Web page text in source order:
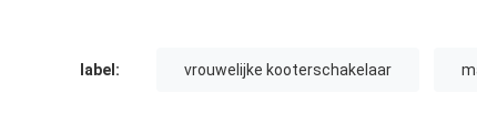
label: vrouwelijke kooterschakelaar